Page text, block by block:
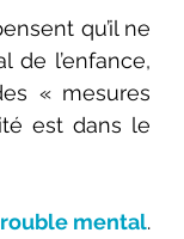
de l’enfance,
« mesures
est dans le
mental.